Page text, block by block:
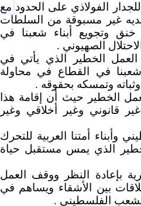
الفولاذي على الحدود مع
غير مسبوقة من السلطات
وتجويع أبناء شعبنا في
الصهيوني .
الخطير الذي يأتي في
في القطاع في محاولة
وتمسكه بحقوقه .
الخطير حيث أن إقامة هذا
قانوني وغير أخلاقي وغير
وأبناء أمتنا العربية للتحرك
الذي يمس مستقبل حياة
بإعادة النظر ووقف العمل
بين الأشقاء ويساهم في
الفلسطيني .